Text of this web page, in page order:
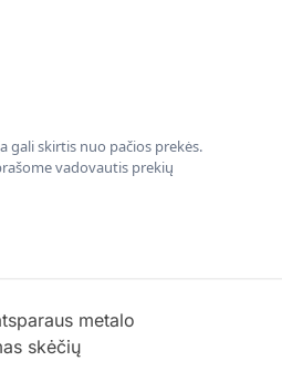
gali skirtis nuo pačios prekės.
vadovautis prekių
metalo
skėčių